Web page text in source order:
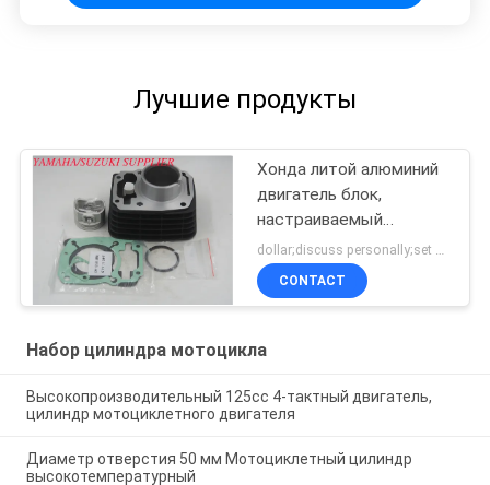
Лучшие продукты
Хонда литой алюминий
двигатель блок,
настраиваемый
мотоциклет цилиндр
блок
dollar;discuss personally;set MOQ:Переговоры
CONTACT
Набор цилиндра мотоцикла
Высокопроизводительный 125cc 4-тактный двигатель,
цилиндр мотоциклетного двигателя
Диаметр отверстия 50 мм Мотоциклетный цилиндр
высокотемпературный